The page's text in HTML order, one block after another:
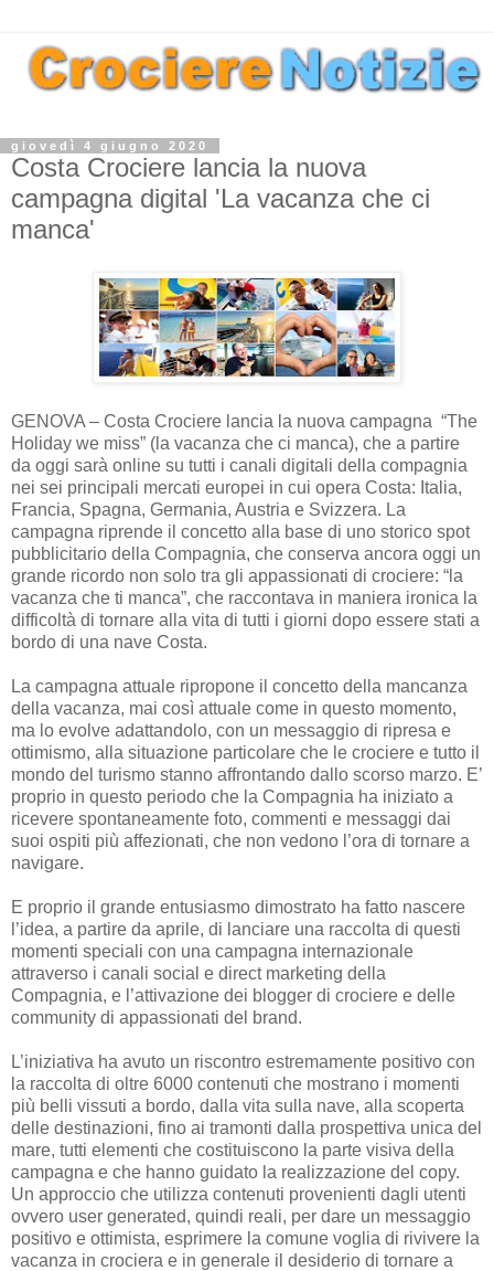
giovedì 4 giugno 2020
Costa Crociere lancia la nuova
campagna digital 'La vacanza che ci
manca'
GENOVA – Costa Crociere lancia la nuova campagna “The
Holiday we miss” (la vacanza che ci manca), che a partire
da oggi sarà online su tutti i canali digitali della compagnia
nei sei principali mercati europei in cui opera Costa: Italia,
Francia, Spagna, Germania, Austria e Svizzera. La
campagna riprende il concetto alla base di uno storico spot
pubblicitario della Compagnia, che conserva ancora oggi un
grande ricordo non solo tra gli appassionati di crociere: “la
vacanza che ti manca”, che raccontava in maniera ironica la
difficoltà di tornare alla vita di tutti i giorni dopo essere stati a
bordo di una nave Costa.
La campagna attuale ripropone il concetto della mancanza
della vacanza, mai così attuale come in questo momento,
ma lo evolve adattandolo, con un messaggio di ripresa e
ottimismo, alla situazione particolare che le crociere e tutto il
mondo del turismo stanno affrontando dallo scorso marzo. E’
proprio in questo periodo che la Compagnia ha iniziato a
ricevere spontaneamente foto, commenti e messaggi dai
suoi ospiti più affezionati, che non vedono l’ora di tornare a
navigare.
E proprio il grande entusiasmo dimostrato ha fatto nascere
l’idea, a partire da aprile, di lanciare una raccolta di questi
momenti speciali con una campagna internazionale
attraverso i canali social e direct marketing della
Compagnia, e l’attivazione dei blogger di crociere e delle
community di appassionati del brand.
L’iniziativa ha avuto un riscontro estremamente positivo con
la raccolta di oltre 6000 contenuti che mostrano i momenti
più belli vissuti a bordo, dalla vita sulla nave, alla scoperta
delle destinazioni, fino ai tramonti dalla prospettiva unica del
mare, tutti elementi che costituiscono la parte visiva della
campagna e che hanno guidato la realizzazione del copy.
Un approccio che utilizza contenuti provenienti dagli utenti
ovvero user generated, quindi reali, per dare un messaggio
positivo e ottimista, esprimere la comune voglia di rivivere la
vacanza in crociera e in generale il desiderio di tornare a